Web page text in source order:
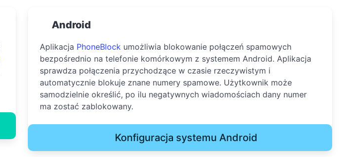
Android
Aplikacja PhoneBlock umożliwia blokowanie połączeń spamowych
bezpośrednio na telefonie komórkowym z systemem Android. Aplikacja
sprawdza połączenia przychodzące w czasie rzeczywistym i
automatycznie blokuje znane numery spamowe. Użytkownik może
samodzielnie określić, po ilu negatywnych wiadomościach dany numer
ma zostać zablokowany.
Konfiguracja systemu Android